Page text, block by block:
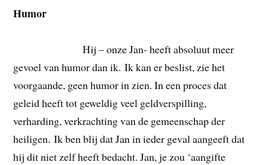
Humor
Hij – onze Jan- heeft absoluut meer
gevoel van humor dan ik. Ik kan er beslist, zie het
voorgaande, geen humor in zien. In een proces dat
geleid heeft tot geweldig veel geldverspilling,
verharding, verkrachting van de gemeenschap der
heiligen. Ik ben blij dat Jan in ieder geval aangeeft dat
hij dit niet zelf heeft bedacht. Jan, je zou ‘aangifte